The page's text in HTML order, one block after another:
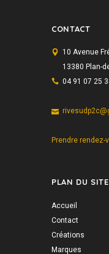
CONTACT
10 Avenue
13380 Plan-
04 91 07 25
Prendre rendez-
PLAN DU SITE
Accueil
Contact
Créations
Marques